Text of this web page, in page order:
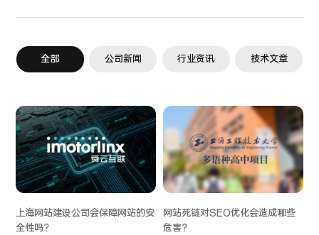
全部 公司新闻 行业资讯 技术文章
上海网站建设公司会保障网站的安
全性吗？
网站死链对SEO优化会造成哪些
危害？